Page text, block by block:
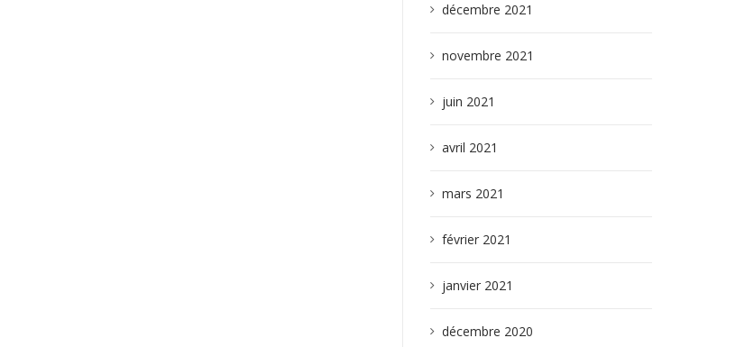
décembre 2021
novembre 2021
juin 2021
avril 2021
mars 2021
février 2021
janvier 2021
décembre 2020